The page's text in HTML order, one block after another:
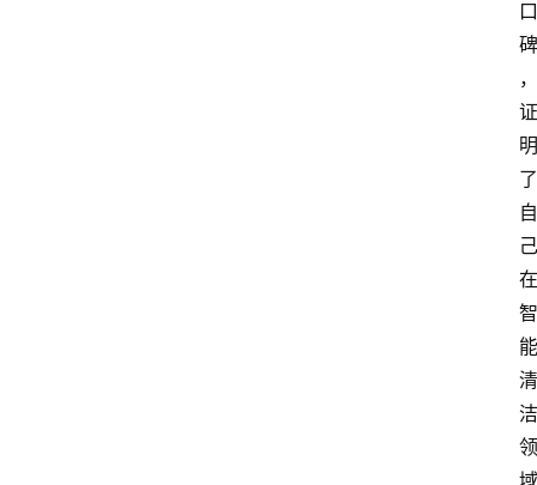
口
碑
，
证
明
了
自
己
在
智
能
清
洁
领
域